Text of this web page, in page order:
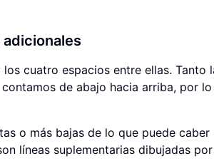
adicionales
cuatro espacios entre ellas. Tanto
de abajo hacia arriba, por
o más bajas de lo que puede caber
líneas suplementarias dibujadas